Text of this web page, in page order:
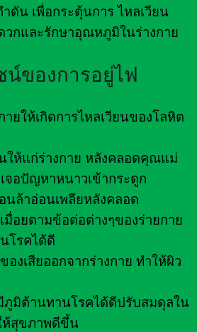
ดัน เพื่อกระตุ้นการ ไหลเวียน
วกและรักษาอุณหภูมิในร่างกาย
น์ของการอยู่ไฟ
ยให้เกิดการไหลเวียนของโลหิต
ให้แก่ร่างกาย หลังคลอดคุณแม่
จอปัญหาหนาวเข้ากระดูก
นล้าอ่อนเพลียหลังคลอด
มื่อยตามข้อต่อต่างๆของร่ายกาย
โรคได้ดี
งเสียออกจากร่างกาย ทำให้ผิว
ภูมิต้านทานโรคได้ดีปรับสมดุลใน
ห้สุขภาพดีขึ้น